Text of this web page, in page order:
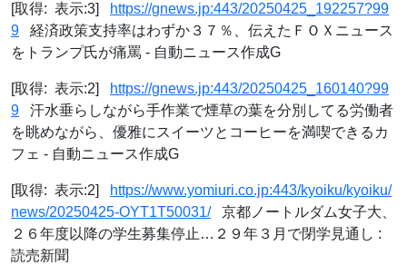
[取得: 表示:3]
https://gnews.jp:443/20250425_192257?99
9 経済政策支持率はわずか３７％、伝えたＦＯＸニュース
をトランプ氏が痛罵 - 自動ニュース作成G
[取得: 表示:2]
https://gnews.jp:443/20250425_160140?99
9 汗水垂らしながら手作業で煙草の葉を分別してる労働者
を眺めながら、優雅にスイーツとコーヒーを満喫できるカ
フェ - 自動ニュース作成G
[取得: 表示:2]
https://www.yomiuri.co.jp:443/kyoiku/kyoiku/
news/20250425-OYT1T50031/京都ノートルダム女子大、
２６年度以降の学生募集停止…２９年３月で閉学見通し :
読売新聞